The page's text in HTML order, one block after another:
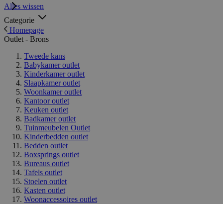
Alles wissen
Categorie
Homepage
Outlet - Brons
Tweede kans
Babykamer outlet
Kinderkamer outlet
Slaapkamer outlet
Woonkamer outlet
Kantoor outlet
Keuken outlet
Badkamer outlet
Tuinmeubelen Outlet
Kinderbedden outlet
Bedden outlet
Boxsprings outlet
Bureaus outlet
Tafels outlet
Stoelen outlet
Kasten outlet
Woonaccessoires outlet